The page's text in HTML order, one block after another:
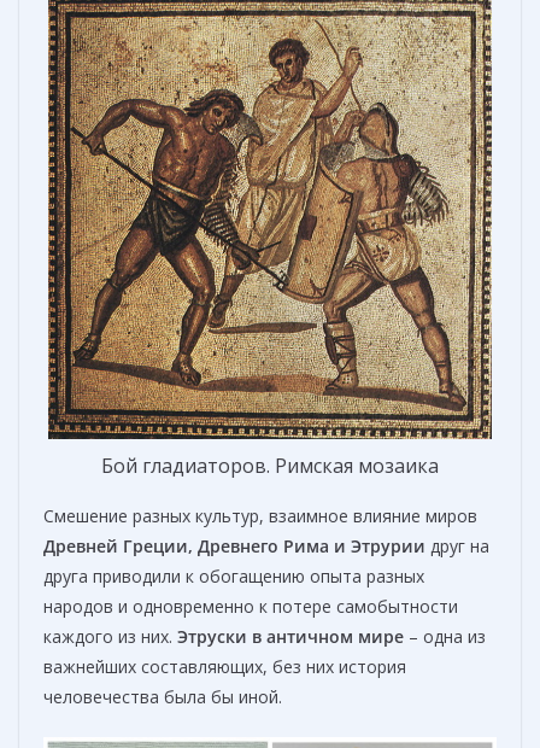
Бой гладиаторов. Римская мозаика
Смешение разных культур, взаимное влияние миров
Древней Греции, Древнего Рима и Этрурии друг на
друга приводили к обогащению опыта разных
народов и одновременно к потере самобытности
каждого из них. Этруски в античном мире – одна из
важнейших составляющих, без них история
человечества была бы иной.